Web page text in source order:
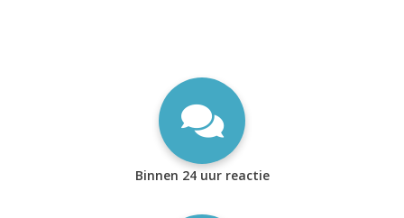
Binnen 24 uur reactie